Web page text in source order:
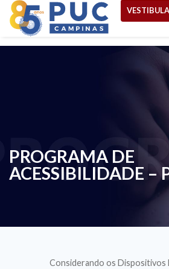
PROGRAMA DE
ACESSIBILIDADE –
Considerando os Dispositivos